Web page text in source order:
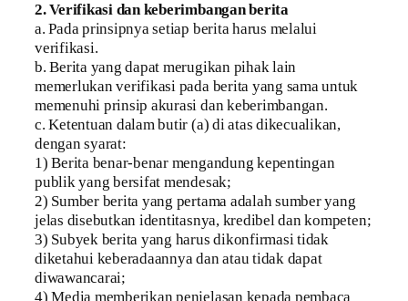
2. Verifikasi dan keberimbangan berita
a. Pada prinsipnya setiap berita harus melalui
verifikasi.
b. Berita yang dapat merugikan pihak lain
memerlukan verifikasi pada berita yang sama untuk
memenuhi prinsip akurasi dan keberimbangan.
c. Ketentuan dalam butir (a) di atas dikecualikan,
dengan syarat:
1) Berita benar-benar mengandung kepentingan
publik yang bersifat mendesak;
2) Sumber berita yang pertama adalah sumber yang
jelas disebutkan identitasnya, kredibel dan kompeten;
3) Subyek berita yang harus dikonfirmasi tidak
diketahui keberadaannya dan atau tidak dapat
diwawancarai;
4) Media memberikan penjelasan kepada pembaca